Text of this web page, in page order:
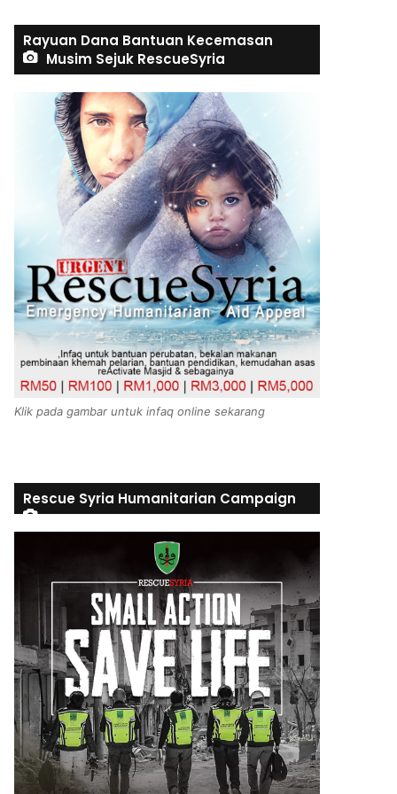
Rayuan Dana Bantuan Kecemasan
Musim Sejuk RescueSyria
Klik pada gambar untuk infaq online sekarang
Rescue Syria Humanitarian Campaign